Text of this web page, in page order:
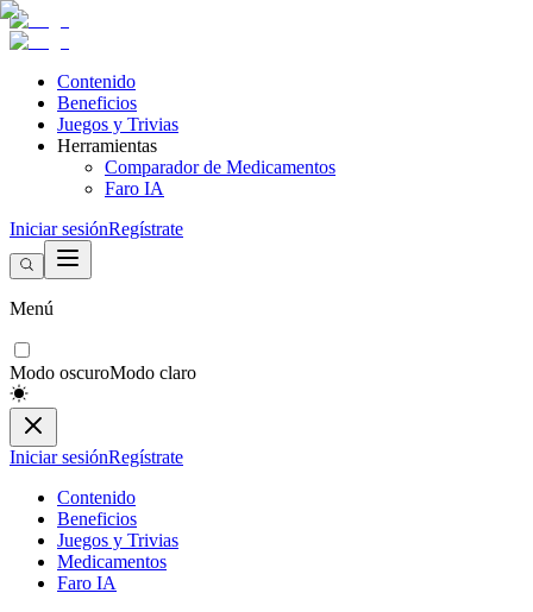
Contenido
Beneficios
Juegos y Trivias
Herramientas
Comparador de Medicamentos
Faro IA
Iniciar sesiónRegístrate
Menú
Modo oscuroModo claro
Iniciar sesiónRegístrate
Contenido
Beneficios
Juegos y Trivias
Medicamentos
Faro IA